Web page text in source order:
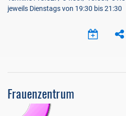
jeweils Dienstags von 19:30 bis 21:30
Frauenzentrum